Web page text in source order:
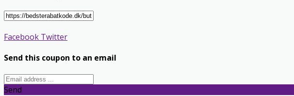
Facebook Twitter
Send this coupon to an email
Send